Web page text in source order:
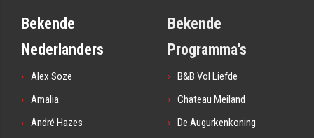
Bekende
Nederlanders
Alex Soze
Amalia
André Hazes
Bekende
Programma's
B&B Vol Liefde
Chateau Meiland
De Augurkenkoning